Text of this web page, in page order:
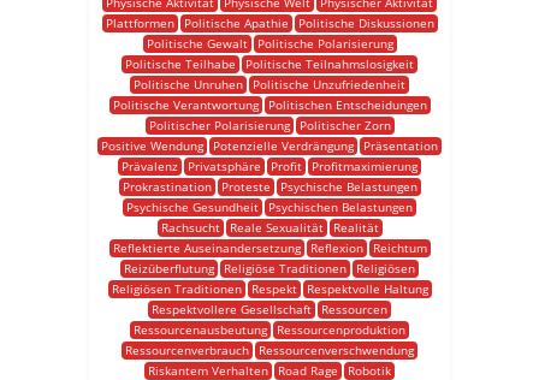
Plattformen
Politische Apathie
Politische Diskussionen
Politische Gewalt
Politische Polarisierung
Politische Teilhabe
Politische Teilnahmslosigkeit
Politische Unruhen
Politische Unzufriedenheit
Politische Verantwortung
Politischen Entscheidungen
Politischer Polarisierung
Politischer Zorn
Positive Wendung
Potenzielle Verdrängung
Präsentation
Prävalenz
Privatsphäre Profit
Profitmaximierung
Prokrastination
Proteste
Psychische Belastungen
Psychische Gesundheit
Psychischen Belastungen
Rachsucht
Reale Sexualität
Realität
Reflektierte Auseinandersetzung
Reflexion
Reichtum
Reizüberflutung
Religiöse Traditionen
Religiösen
Religiösen Traditionen
Respekt
Respektvolle Haltung
Respektvollere Gesellschaft
Ressourcen
Ressourcenausbeutung
Ressourcenproduktion
Ressourcenverbrauch
Ressourcenverschwendung
Riskantem Verhalten
Road Rage
Robotik